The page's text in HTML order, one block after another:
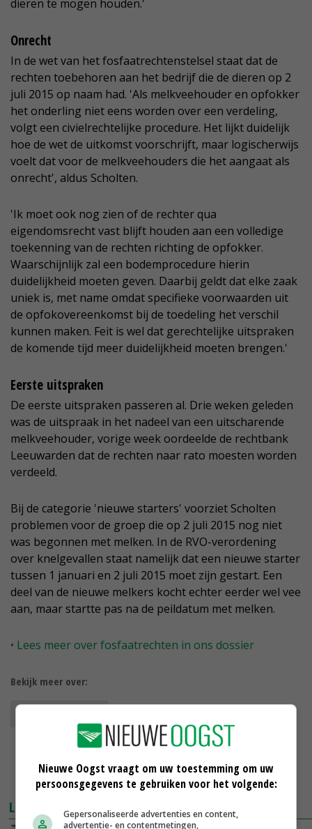
dieren te mogen houden.'
Onrecht
In de wet van het fosfaatrechtenstelsel staat dat de
rechten toebehoren aan het bedrijf die de dieren op 2
juli 2015 op naam had. 'Als melkveehouder en opfokker
het onderling niet eens worden over een verdeling,
volgt een civielrechtelijke procedure. Het lijkt duidelijk
hoe de wet de uitkomst voorschrijft, maar logischerwijs
voelt dat voor de melkveehouders die het aangaat als
onrecht', aldus Scholten.
'Ik moet ook nog zien of de rechter qua
eigendomsrecht vast blijft houden aan een volledige
toekenning van de rechten richting de opfokker.
Waarschijnlijk zal een bodemprocedure hierin
duidelijkheid moeten geven. Daarbij geldt dat elke zaak
uniek is, met name omdat specifieke voorwaarden uit
de opfokovereenkomst bij de toedeling het verschil
kunnen maken. Feit is wel dat gerechtelijke uitspraken
de komende tijd meer duidelijkheid moeten brengen.'
Eerste uitspraken
De eerste uitspraken passeren al. Drie weken geleden
was de uitspraak in het nadeel van een uitscharende
melkveehouder, vorige week oordeelde de rechtbank
Leeuwarden dat de rechten naar rato moesten worden
verdeeld.
Bij de categorie 'nieuwe starters' voorziet Scholten
problemen voor de groep die op 2 juli 2015 nog niet
was begonnen met melken. In de RVO-verordening
over knelgevallen staat namelijk dat een nieuwe starter
tussen 1 januari en 2 juli 2015 moet zijn gestart. Een
deel van de nieuwe melkers kocht echter eerder wel vee
aan, maar startte pas na de peildatum met melken.
• Lees meer over fosfaatrechten in ons dossier
Bekijk meer over:
LEES OOK
Nieuwe Oogst vraagt om uw toestemming om uw
persoonsgegevens te gebruiken voor het volgende:
Gepersonaliseerde advertenties en content,
advertentie- en contentmetingen,